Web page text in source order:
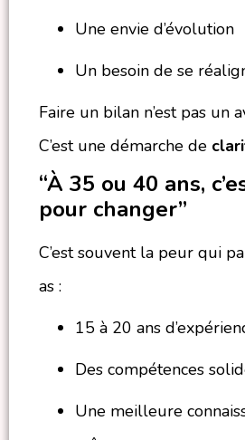
Une envie d’évolution
Un besoin de se
Faire un bilan n’est pas un
C’est une démarche de
“À 35 ou 40 ans,
pour changer”
C’est souvent la peur qui
as :
15 à 20 ans
Des compétences
Une meilleure